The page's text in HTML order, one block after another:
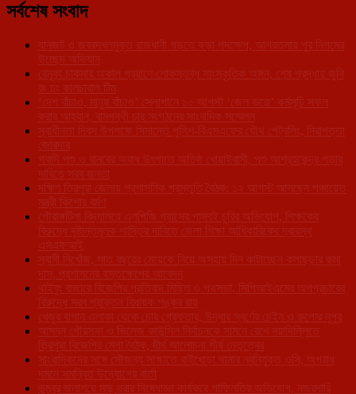
সর্বশেষ সংবাদ
যানজট ও জবরদখলমুক্ত রাজধানী গড়তে কড়া পদক্ষেপ, আগরতলায় পুর নিগমের
উচ্ছেদ অভিযান
রেনুকা চাকমার অকাল প্রয়াণে শোকস্তব্ধ সাংস্কৃতিক অঙ্গন, শেষ শ্রদ্ধায় জুনি
রং ঢং কালচারাল টিম
‘দেশ বাঁচাও, মানুষ বাঁচাও’ স্লোগানে ১০ আগস্ট ‘জেল ভরো’ কর্মসূচি সফল
করার আহ্বান, বামপন্থী চার সংগঠনের সাংবাদিক সম্মেলন
স্বাধীনতা দিবস উপলক্ষে সিমান্তে পুলিশ-বিএসএফের যৌথ পেট্রলিং, নিরাপত্তা
জোরদার
গবাদি পশু ও বানরের অবাধ উৎপাতে অতিষ্ঠ খোয়াইবাসী, পশু আশ্রয়কেন্দ্র গড়ার
দাবিতে সরব জনতা
দক্ষিণ ত্রিপুরা জেলায় প্রশাসনিক প্রস্তুতি বৈঠক: ১২ আগস্ট আসছেন পঞ্চায়েত
মন্ত্রী কিশোর বর্মণ
গৌরাঙ্গটিলা বিদ্যালয়ে এলপিজি গ্যাসের পাসবই চুরির অভিযোগ, শিক্ষকের
বিরুদ্ধে দৃষ্টান্তমূলক শাস্তির দাবিতে জেলা শিক্ষা আধিকারিকের দ্বারস্থ
এসএফআই
স্বামী নিখোঁজ, সাত বছরের মেয়েকে নিয়ে অসহায় দিন কাটাচ্ছেন কলাছড়ার রুমা
দাস, প্রশাসনের হস্তক্ষেপের আবেদন
থাইবুং বাজারে বিজেপির প্রতিবাদ মিছিল ও পথসভা, সিপিআইএমের অপপ্রচারের
বিরুদ্ধে সরব প্রাক্তন বিধায়ক শঙ্কর রায়
খেজুর বাগান এলাকা থেকে চোর গ্রেফতার, উদ্ধার স্বর্ণের চেইন ও রুপোর নূপুর
আসন্ন পৌরসভা ও ভিলেজ কাউন্সিল নির্বাচনকে সামনে রেখে নয়াদিল্লিতে
ত্রিপুরা বিজেপির মেগা বৈঠক, দীর্ঘ আলোচনা শীর্ষ নেতৃত্বের
সাংবাদিকদের সঙ্গে সৌজন্য সাক্ষাতে বাইখোড়া থানার নবনিযুক্ত ওসি, অপরাধ
দমনে সমন্বিত উদ্যোগের বার্তা
ডুম্বুর জলাশয়ে মাছ ধরার নিষেধাজ্ঞা কার্যকরে গাফিলতির অভিযোগ, নজরদারি